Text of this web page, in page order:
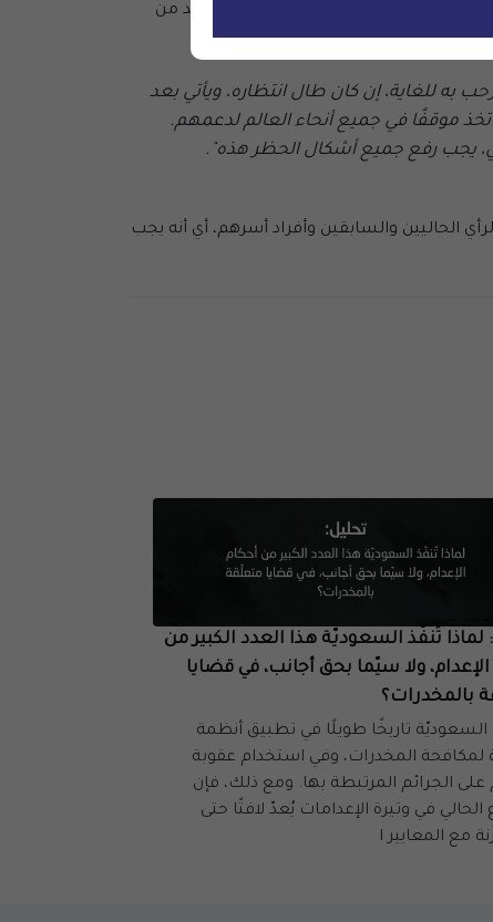
ومن المتوقع الإفراج عن المزيد من
على حريتهم مثل حظر السفر.
به للغاية، إن كان طال انتظاره، ويأتي بعد
موقفًا في جميع أنحاء العالم لدعمهم.
يجب رفع جميع أشكال الحظر هذه".
والسابقين وأفراد أسرهم، أي أنه يجب
لماذا تُنفّذ السعوديّة هذا العدد الكبير من
الإعدام، ولا سيّما بحق أجانب، في قضايا
بالمخدرات؟
السعوديّة تاريخًا طويلًا في تطبيق أنظمة
لمكافحة المخدرات، وفي استخدام عقوبة
على الجرائم المرتبطة بها. ومع ذلك، فإن
الحالي في وتيرة الإعدامات يُعدّ لافتًا حتى
مع المعايير ا